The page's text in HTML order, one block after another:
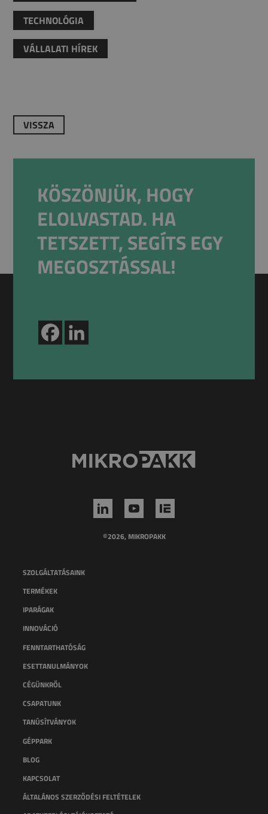
TECHNOLÓGIA
VÁLLALATI HÍREK
VISSZA
KÖSZÖNJÜK, HOGY
ELOLVASTAD. HA
TETSZETT, SEGÍTS EGY
MEGOSZTÁSSAL!
©2026, MIKROPAKK
SZOLGÁLTATÁSAINK
TERMÉKEK
IPARÁGAK
INNOVÁCIÓ
FENNTARTHATÓSÁG
ESETTANULMÁNYOK
CÉGÜNKRŐL
CSAPATUNK
TANÚSÍTVÁNYOK
GÉPPARK
BLOG
KAPCSOLAT
ÁLTALÁNOS SZERZŐDÉSI FELTÉTELEK